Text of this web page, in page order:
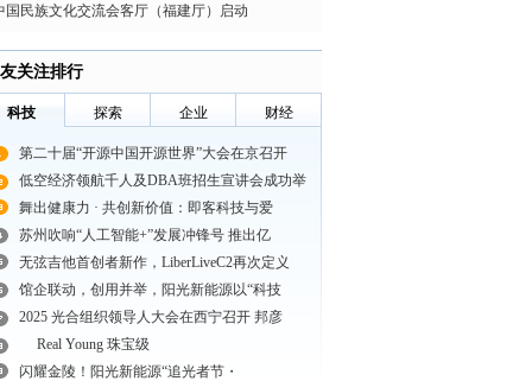
不停机＂的
国民族文化交流会客厅（福建厅）启动
关注排行
科技 探索 企业 财经
第二十届“开源中国开源世界”大会在京召开
低空经济领航千人及DBA班招生宣讲会成功举
舞出健康力 · 共创新价值：即客科技与爱
苏州吹响“人工智能+”发展冲锋号 推出亿
无弦吉他首创者新作，LiberLiveC2再次定义
馆企联动，创用并举，阳光新能源以“科技
2025 光合组织领导人大会在西宁召开 邦彦
Real Young 珠宝级
闪耀金陵！阳光新能源“追光者节・